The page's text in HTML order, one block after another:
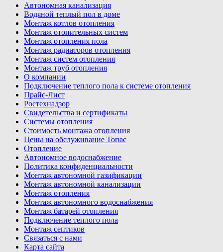
Автономная канализация
Водяной теплый пол в доме
Монтаж котлов отопления
Монтаж отопительных систем
Монтаж отопления пола
Монтаж радиаторов отопления
Монтаж систем отопления
Монтаж труб отопления
О компании
Подключение теплого пола к системе отопления
Прайс-Лист
Ростехнадзор
Свидетельства и сертификаты
Системы отопления
Стоимость монтажа отопления
Цены на обслуживание Топас
Отопление
Автономное водоснабжение
Политика конфиденциальности
Монтаж автономной газификации
Монтаж автономной канализации
Монтаж отопления
Монтаж автономного водоснабжения
Монтаж батарей отопления
Подключение теплого пола
Монтаж септиков
Связаться с нами
Карта сайта